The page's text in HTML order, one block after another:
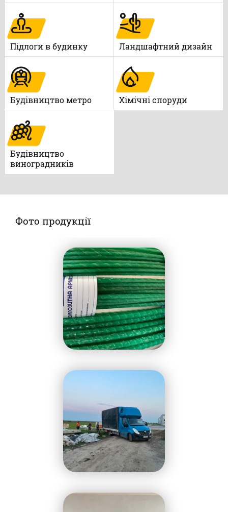
Підлоги в будинку Ландшафтний дизайн
Будівництво метро Xімічні споруди
Будівництво
виноградників
Фото продукції